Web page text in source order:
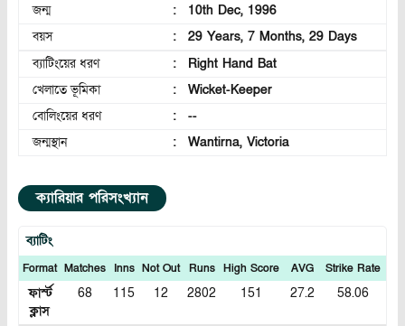
জন্ম
:
10th Dec, 1996
বয়স
:
29 Years, 7 Months, 29 Days
ব্যাটিংয়ের ধরণ
:
Right Hand Bat
খেলাতে ভূমিকা
:
Wicket-Keeper
বোলিংয়ের ধরণ
:
--
জন্মস্থান
: Wantirna, Victoria
ক্যারিয়ার পরিসংখ্যান
ব্যাটিং
Format Matches Inns Not Out Runs High Score AVG Strike Rate
ফার্স্ট
ক্লাস
68 115 12 2802 151 27.2 58.06